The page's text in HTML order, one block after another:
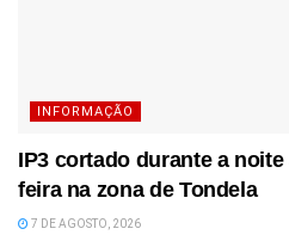
INFORMAÇÃO
IP3 cortado durante a
feira na zona de Tondela
7 DE AGOSTO, 2026